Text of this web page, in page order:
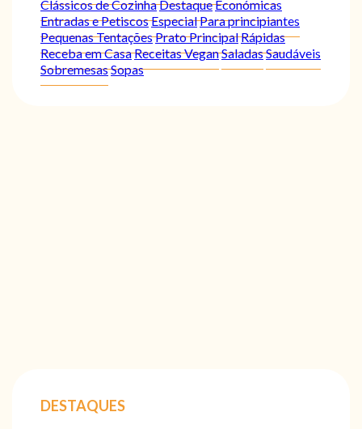
Clássicos de CozinhaDestaqueEconómicas
Entradas e PetiscosEspecialPara principiantes
Pequenas TentaçõesPrato PrincipalRápidas
Receba em CasaReceitas VeganSaladasSaudáveis
SobremesasSopas
DESTAQUES